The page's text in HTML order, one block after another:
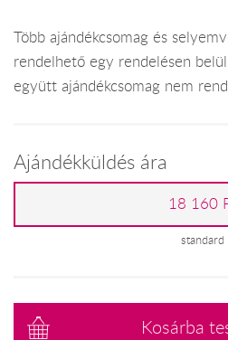
Több ajándékcsomag és
rendelhető egy rendelésen
együtt ajándékcsomag nem
Ajándékküldés ára
18 160
standard
Kosárba